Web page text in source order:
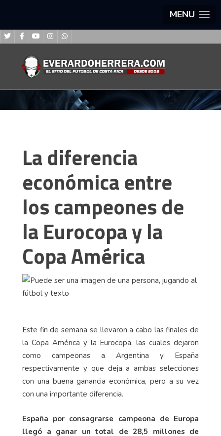
MENU
La diferencia
económica entre
los campeones de
la Eurocopa y la
Copa América
Este fin de semana se llevaron a cabo las finales de
la Copa América y la Eurocopa, las cuales dejaron
como campeonas a Argentina y España
respectivamente y que deja a ambas selecciones
con una buena ganancia económica, pero a su vez
con una importante diferencia.
España por consagrarse campeona de Europa
llegó a ganar un total de 28,5 millones de